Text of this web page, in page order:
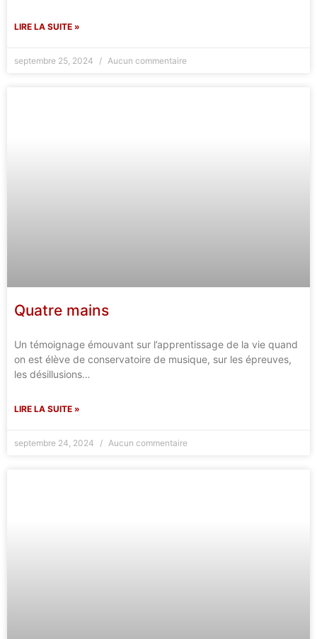
LIRE LA SUITE »
septembre 25, 2024 Aucun commentaire
Quatre mains
Un témoignage émouvant sur l’apprentissage de la vie quand
on est élève de conservatoire de musique, sur les épreuves,
les désillusions…
LIRE LA SUITE »
septembre 24, 2024 Aucun commentaire